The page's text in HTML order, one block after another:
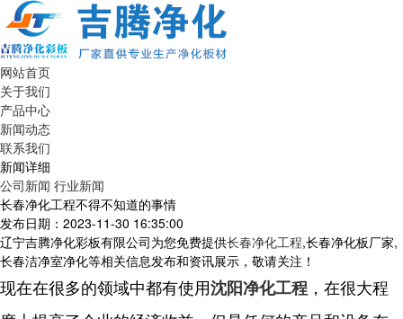
网站首页
关于我们
产品中心
新闻动态
联系我们
新闻详细
公司新闻 行业新闻
长春净化工程不得不知道的事情
发布日期：2023-11-30 16:35:00
辽宁吉腾净化彩板有限公司为您免费提供长春净化工程,长春净化板厂家,
长春洁净室净化等相关信息发布和资讯展示，敬请关注！
现在在很多的领域中都有使用沈阳净化工程 ，在很大程